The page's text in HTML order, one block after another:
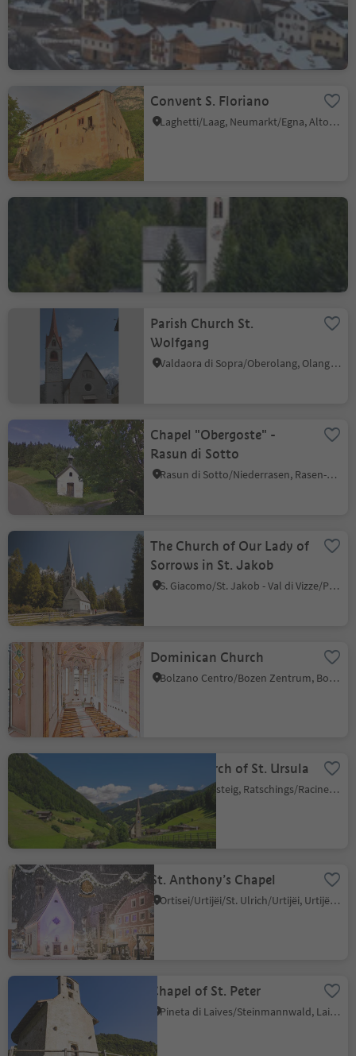
Tisens
Castelrotto/Kastelruth, Kastelruth/Castelrotto, Dolomites Region Seiser Alm
Convent S. Floriano
Laghetti/Laag, Neumarkt/Egna, Alto Adige Wine Road
Parish Church St.
Wolfgang
Valdaora di Sopra/Oberolang, Olang/Valdaora, Dolomites Region Kronplatz/Plan de Corones
Chapel "Obergoste" -
Rasun di Sotto
Rasun di Sotto/Niederrasen, Rasen-Antholz/Rasun Anterselva, Dolomites Region Kronplatz/Plan de Corones
The Church of Our Lady of
Sorrows in St. Jakob
S. Giacomo/St. Jakob - Val di Vizze/Pfitsch, Pfitsch/Val di Vizze, Sterzing/Vipiteno and environs
Dominican Church
Bolzano Centro/Bozen Zentrum, Bolzano/Bozen, Bolzano/Bozen and environs
Parish church of St. Ursula
Casateia/Gasteig, Ratschings/Racines, Sterzing/Vipiteno and environs
St. Anthony’s Chapel
Ortisei/Urtijëi/St. Ulrich/Urtijëi, Urtijëi/Ortisei, Dolomites Region Val Gardena
Chapel of St. Peter
Pineta di Laives/Steinmannwald, Laives/Leifers, Bolzano/Bozen and environs